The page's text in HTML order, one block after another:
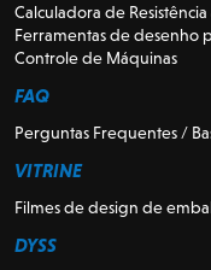
Calculadora de
Ferramentas de desenho
Controle de Máquinas
FAQ
Perguntas Frequentes /
VITRINE
Filmes de design de
DYSS